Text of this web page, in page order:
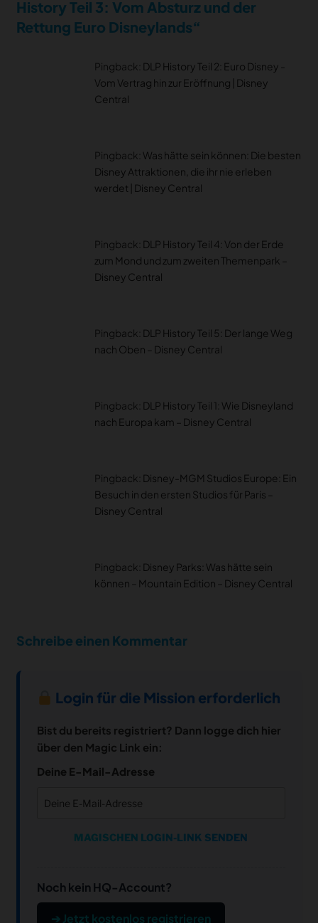
History Teil 3: Vom Absturz und der
Rettung Euro Disneylands“
Pingback: DLP History Teil 2: Euro Disney -
Vom Vertrag hin zur Eröffnung | Disney
Central
Pingback: Was hätte sein können: Die besten
Disney Attraktionen, die ihr nie erleben
werdet | Disney Central
Pingback: DLP History Teil 4: Von der Erde
zum Mond und zum zweiten Themenpark –
Disney Central
Pingback: DLP History Teil 5: Der lange Weg
nach Oben – Disney Central
Pingback: DLP History Teil 1: Wie Disneyland
nach Europa kam – Disney Central
Pingback: Disney-MGM Studios Europe: Ein
Besuch in den ersten Studios für Paris –
Disney Central
Pingback: Disney Parks: Was hätte sein
können – Mountain Edition – Disney Central
Schreibe einen Kommentar
Login für die Mission erforderlich
Bist du bereits registriert? Dann logge dich hier
über den Magic Link ein:
Deine E-Mail-Adresse
MAGISCHEN LOGIN-LINK SENDEN
Noch kein HQ-Account?
➔ Jetzt kostenlos registrieren